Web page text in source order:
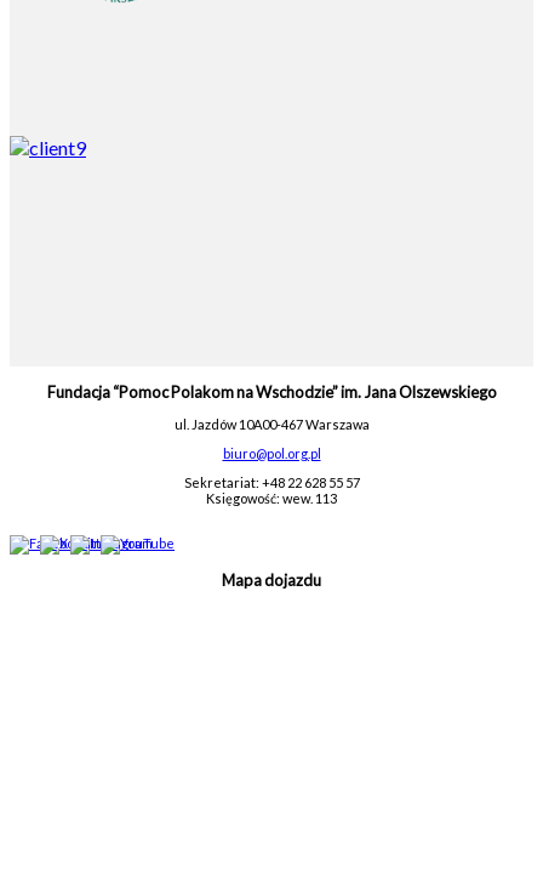
Fundacja “Pomoc Polakom na Wschodzie” im. Jana Olszewskiego
ul. Jazdów 10A00-467 Warszawa
biuro@pol.org.pl
Sekretariat: +48 22 628 55 57
Księgowość: wew. 113
Mapa dojazdu